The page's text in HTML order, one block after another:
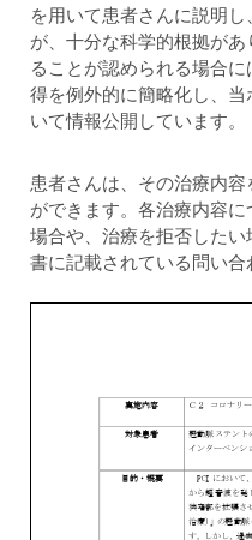
を用いて患者さんに説明
が、十分な科学的根拠が
ることが認められる場合
得を例外的に簡略化し、
いて情報公開しています。
患者さんは、その治療内
ができます。各治療内容
場合や、治療を拒否した
書に記載されている問い合